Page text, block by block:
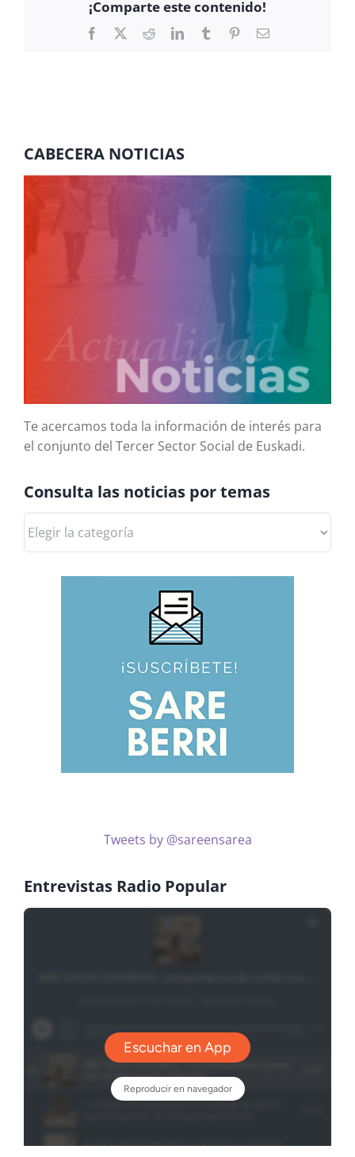
¡Comparte este contenido!
Facebook RedditLinkedInTumblr PinterestCorreo
CABECERA NOTICIAS
Te acercamos toda la información de interés para
el conjunto del Tercer Sector Social de Euskadi.
Consulta las noticias por temas
las
Tweets by @sareensarea
Entrevistas Radio Popular